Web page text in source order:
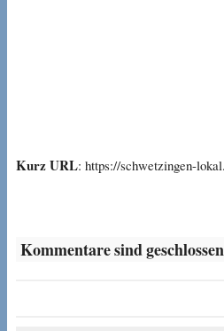
Kurz URL: https://schwetzingen-
Kommentare sind geschlossen